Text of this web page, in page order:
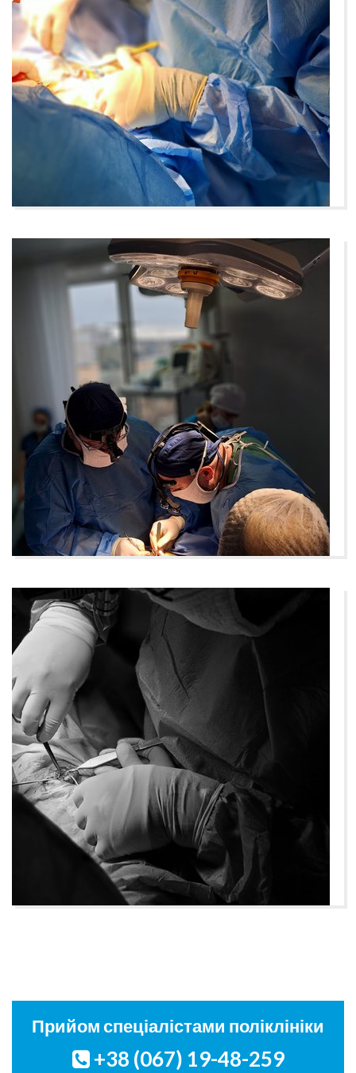
Прийом спеціалістами поліклініки
+38 (067) 19-48-259